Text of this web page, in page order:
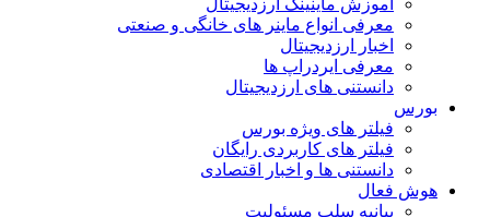
معرفی انواع ماینر های خانگی و صنعتی
اخبار ارزدیجیتال
معرفی ایردراپ ها
دانستنی های ارزدیجیتال
بورس
فیلتر های ویژه بورس
فیلتر های کاربردی رایگان
دانستنی ها و اخبار اقتصادی
هوش فعال
بیانیه سلب مسئولیت